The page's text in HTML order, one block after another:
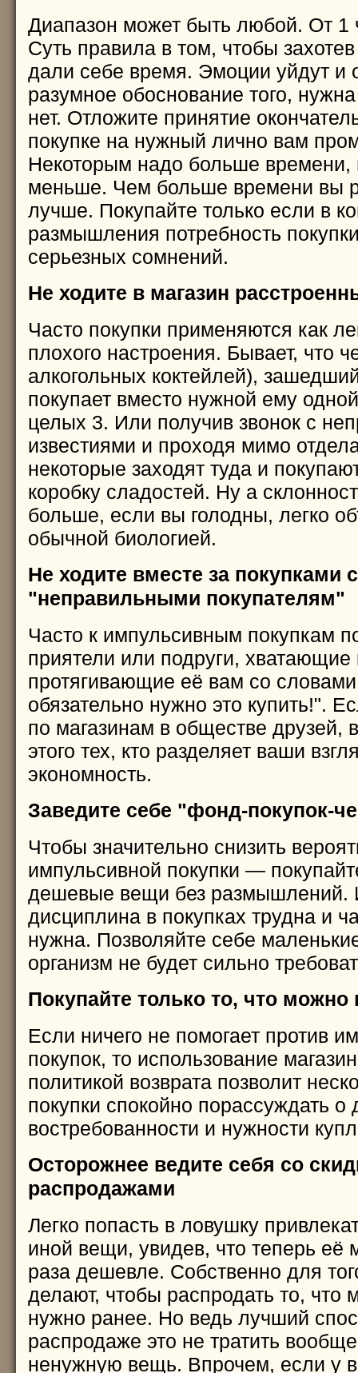
Диапазон может быть любой. От 1
Суть правила в том, чтобы
дали себе время. Эмоции уйдут и
разумное обоснование того,
нет. Отложите принятие
покупке на нужный лично вам
Некоторым надо больше времени,
меньше. Чем больше времени вы
лучше. Покупайте только если в
размышления потребность
серьезных сомнений.
Не ходите в магазин
Часто покупки применяются как
плохого настроения. Бывает, что
алкогольных коктейлей),
покупает вместо нужной ему
целых 3. Или получив звонок с
известиями и проходя мимо
некоторые заходят туда и
коробку сладостей. Ну а
больше, если вы голодны, легко
обычной биологией.
Не ходите вместе за покупками с
"неправильными покупателям"
Часто к импульсивным покупкам
приятели или подруги,
протягивающие её вам со
обязательно нужно это купить!".
по магазинам в обществе друзей,
этого тех, кто разделяет ваши
экономность.
Заведите себе "фонд-покупок-
Чтобы значительно снизить
импульсивной покупки —
дешевые вещи без размышлений.
дисциплина в покупках трудна и
нужна. Позволяйте себе
организм не будет сильно
Покупайте только то, что можно
Если ничего не помогает против
покупок, то использование
политикой возврата позволит
покупки спокойно порассуждать о
востребованности и нужности
Осторожнее ведите себя со
распродажами
Легко попасть в ловушку
иной вещи, увидев, что теперь её
раза дешевле. Собственно для
делают, чтобы распродать то, что
нужно ранее. Но ведь лучший
распродаже это не тратить
ненужную вещь. Впрочем, если у